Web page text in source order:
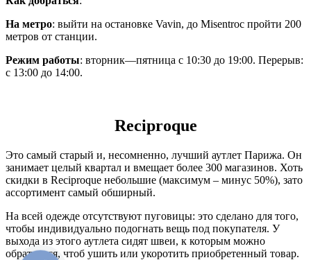
На метро: выйти на остановке Vavin, до Misentroc пройти 200
метров от станции.
Режим работы: вторник—пятница с 10:30 до 19:00. Перерыв:
с 13:00 до 14:00.
Reciproque
Это самый старый и, несомненно, лучший аутлет Парижа. Он
занимает целый квартал и вмещает более 300 магазинов. Хоть
скидки в Reciproque небольшие (максимум – минус 50%), зато
ассортимент самый обширный.
На всей одежде отсутствуют пуговицы: это сделано для того,
чтобы индивидуально подогнать вещь под покупателя. У
выхода из этого аутлета сидят швеи, к которым можно
обратиться, чтоб ушить или укоротить приобретенный товар.